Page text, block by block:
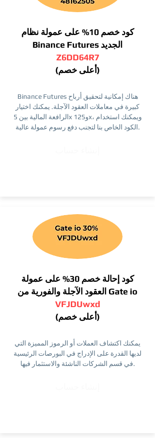
كود خصم 10% على عمولة نظام
Binance Futures الجديد
Z6DD64R7
(أعلى خصم)
Binance Futures هناك إمكانية لتحقيق أرباح
كبيرة في معاملات العقود الآجلة. يمكنك اختيار
الرافعة المالية بين 5x و125x، ويمكنك استخدام
الكود الخاص بنا لتجنب دفع رسوم عمولة عالية.
كود إحالة خصم 30% على عمولة
العقود الآجلة والفورية من Gate io
VFJDUwxd
(أعلى خصم)
يمكنك اكتشاف العملات أو الرموز المميزة التي
لديها القدرة على الإدراج في البورصات الرئيسية
في قسم الشركات الناشئة والاستثمار فيها.